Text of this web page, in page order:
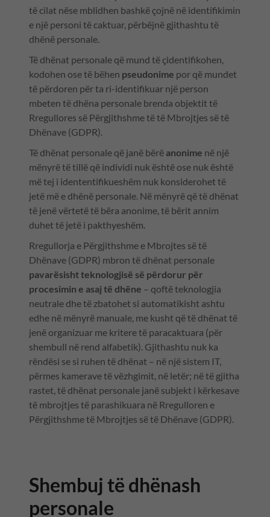
të cilat nëse mblidhen bashkë çojnë në identifikimin
e një personi të caktuar, përbëjnë gjithashtu të
dhënë personale.
Të dhënat personale që mund të çidentifikohen,
kodohen ose të bëhen pseudonime por që mundet
të përdoren për ta ri-identifikuar një person
mbeten të dhëna personale brenda objektit të
Rregullores së Përgjithshme të të Mbrojtjes së të
Dhënave (GDPR).
Të dhënat personale që janë bërë anonime në një
mënyrë të tillë që individi nuk është ose nuk është
më tej i idententifikueshëm nuk konsiderohet të
jetë më e dhënë personale. Në mënyrë që të dhënat
të jenë vërtetë të bëra anonime, të bërit annim
duhet të jetë i pakthyeshëm.
Rregullorja e Përgjithshme e Mbrojtes së të
Dhënave (GDPR) mbron të dhënat personale
pavarësisht teknologjisë së përdorur për
procesimin e asaj të dhëne – qoftë teknologjia
neutrale dhe të zbatohet si automatikisht ashtu
edhe në mënyrë manuale, me kusht që të dhënat të
jenë organizuar me kritere të paracaktuara (për
shembull në rend alfabetik). Gjithashtu nuk ka
rëndësi se si ruhen të dhënat – në një sistem IT,
përmes kamerave të vëzhgimit, në letër; në të gjitha
rastet, të dhënat personale janë subjekt i kërkesave
të mbrojtjes të parashikuara në Rregulloren e
Përgjithshme të Mbrojtjes së të Dhënave (GDPR).
Shembuj të dhënash
personale